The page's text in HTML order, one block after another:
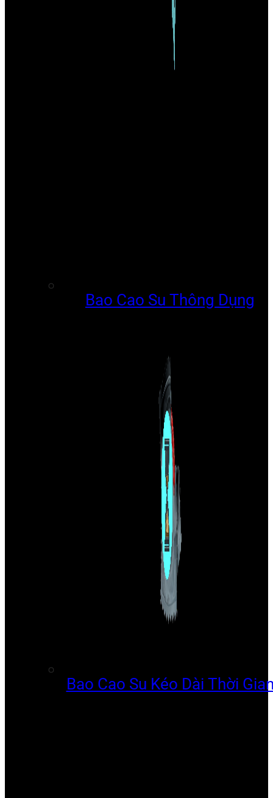
Bao Cao Su Thông Dụng
Bao Cao Su Kéo Dài Thời